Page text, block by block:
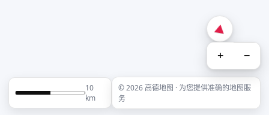
+ −
10
km
© 2026 高德地图 · 为您提供准确的地图服
务